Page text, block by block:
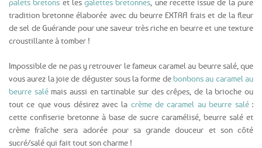
palets bretons et lesgalettes bretonnes , une recette issue de la pure
tradition bretonne élaborée avec du beurre EXTRA frais et de la fleur
de sel de Guérande pour une saveur très riche en beurre et une texture
croustillante à tomber !
Impossible de ne pas y retrouver le fameux caramel au beurre salé, que
vous aurez la joie de déguster sous la forme debonbons au caramel au
beurre salémais aussi en tartinable sur des crêpes, de la brioche ou
tout ce que vous désirez avec la crème de caramel au beurre salé:
cette confiserie bretonne à base de sucre caramélisé, beurre salé et
crème fraîche sera adorée pour sa grande douceur et son côté
sucré/salé qui fait tout son charme !